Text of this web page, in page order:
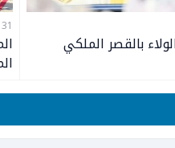
بالقصر الملكي
31 يوليو 2026